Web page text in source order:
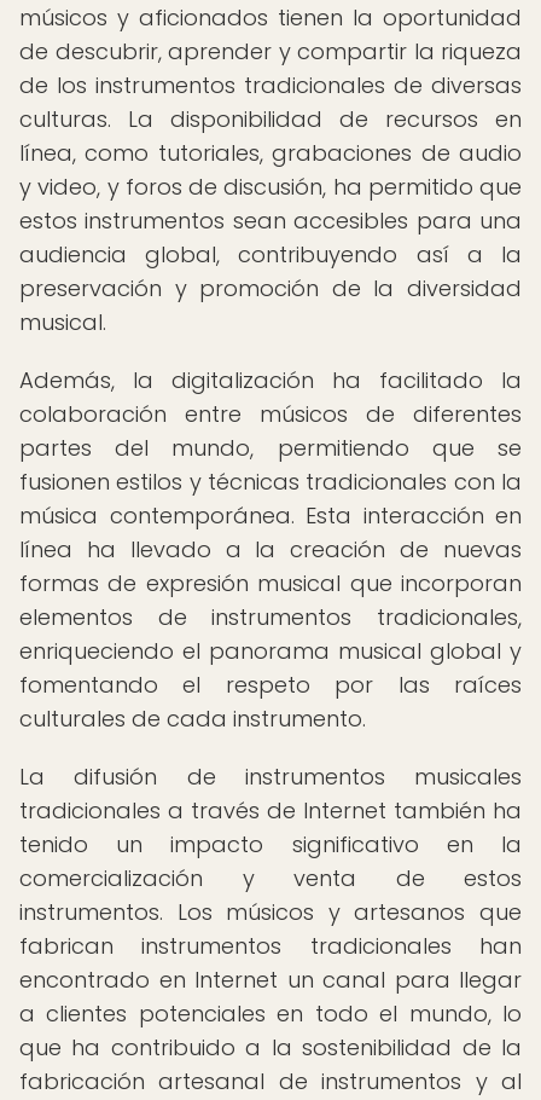
músicos y aficionados tienen la oportunidad
de descubrir, aprender y compartir la riqueza
de los instrumentos tradicionales de diversas
culturas. La disponibilidad de recursos en
línea, como tutoriales, grabaciones de audio
y video, y foros de discusión, ha permitido que
estos instrumentos sean accesibles para una
audiencia global, contribuyendo así a la
preservación y promoción de la diversidad
musical.
Además, la digitalización ha facilitado la
colaboración entre músicos de diferentes
partes del mundo, permitiendo que se
fusionen estilos y técnicas tradicionales con la
música contemporánea. Esta interacción en
línea ha llevado a la creación de nuevas
formas de expresión musical que incorporan
elementos de instrumentos tradicionales,
enriqueciendo el panorama musical global y
fomentando el respeto por las raíces
culturales de cada instrumento.
La difusión de instrumentos musicales
tradicionales a través de Internet también ha
tenido un impacto significativo en la
comercialización y venta de estos
instrumentos. Los músicos y artesanos que
fabrican instrumentos tradicionales han
encontrado en Internet un canal para llegar
a clientes potenciales en todo el mundo, lo
que ha contribuido a la sostenibilidad de la
fabricación artesanal de instrumentos y al